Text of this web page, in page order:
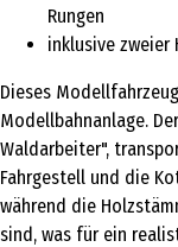
Rungen
inklusive zweier
Dieses
Modellbahnanlage.
Waldarbeiter",
Fahrgestell und die
während die
sind, was für ein